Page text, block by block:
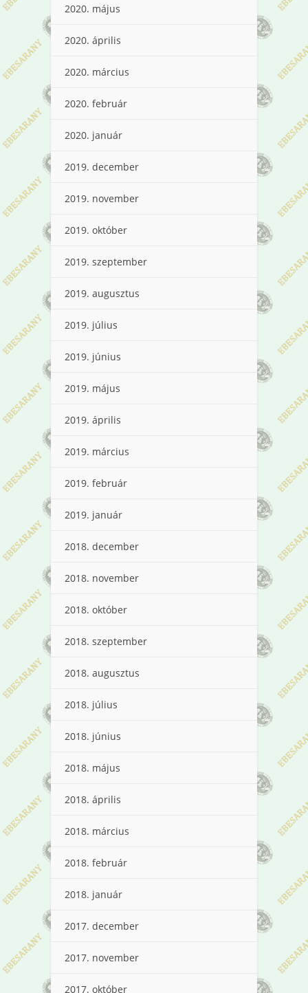
2020. május
2020. április
2020. március
2020. február
2020. január
2019. december
2019. november
2019. október
2019. szeptember
2019. augusztus
2019. július
2019. június
2019. május
2019. április
2019. március
2019. február
2019. január
2018. december
2018. november
2018. október
2018. szeptember
2018. augusztus
2018. július
2018. június
2018. május
2018. április
2018. március
2018. február
2018. január
2017. december
2017. november
2017. október